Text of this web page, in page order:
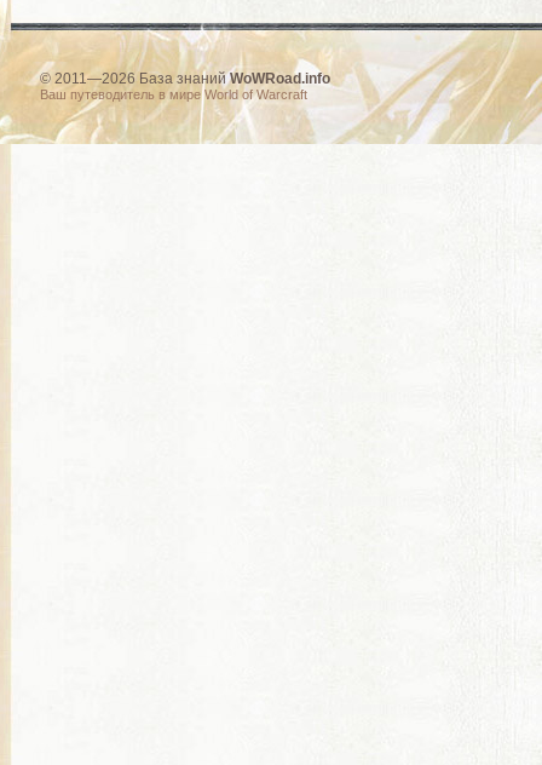
© 2011—2026 База знанийWoWRoad.info
Ваш путеводитель в мире World of Warcraft